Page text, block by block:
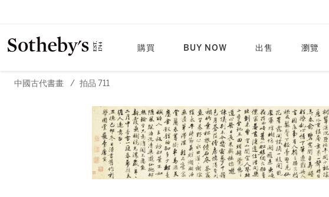
購買 BUY NOW 出售 瀏覽
中國古代書畫 / 拍品 711